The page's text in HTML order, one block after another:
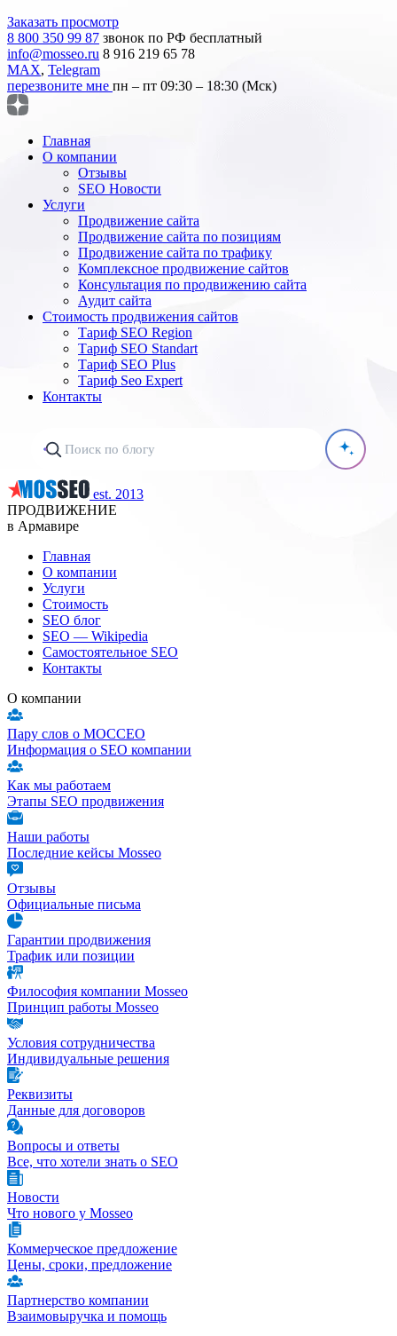
Заказать просмотр
8 800 350 99 87 звонок по РФ бесплатный
info@mosseo.ru 8 916 219 65 78
MAX, Telegram
перезвоните мне пн – пт 09:30 – 18:30 (Мск)
Главная
О компании
Отзывы
SEO Новости
Услуги
Продвижение сайта
Продвижение сайта по позициям
Продвижение сайта по трафику
Комплексное продвижение сайтов
Консультация по продвижению сайта
Аудит сайта
Стоимость продвижения сайтов
Тариф SEO Region
Тариф SEO Standart
Тариф SEO Plus
Тариф Seo Expert
Контакты
est. 2013
ПРОДВИЖЕНИЕ
в Армавире
Главная
О компании
Услуги
Стоимость
SEO блог
SEO — Wikipedia
Самостоятельное SEO
Контакты
О компании
Пару слов о МОССЕО
Информация о SEO компании
Как мы работаем
Этапы SEO продвижения
Наши работы
Последние кейсы Mosseo
Отзывы
Официальные письма
Гарантии продвижения
Трафик или позиции
Философия компании Mosseo
Принцип работы Mosseo
Условия сотрудничества
Индивидуальные решения
Реквизиты
Данные для договоров
Вопросы и ответы
Все, что хотели знать о SEO
Новости
Что нового у Mosseo
Коммерческое предложение
Цены, сроки, предложение
Партнерство компании
Взаимовыручка и помощь